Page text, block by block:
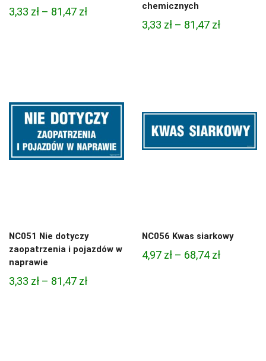
3,33 zł – 81,47 złZakres
chemicznych
3,33 zł – 81,47 złZakres
NC051 Nie dotyczy
zaopatrzenia i pojazdów w
naprawie
3,33 zł – 81,47 złZakres
NC056 Kwas siarkowy
4,97 zł – 68,74 złZakres